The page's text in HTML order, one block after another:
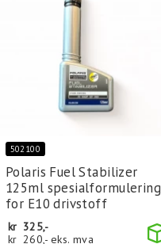
502100
Polaris Fuel Stabilizer
125ml spesialformulering
for E10 drivstoff
kr 325,-
kr 260,- eks. mva